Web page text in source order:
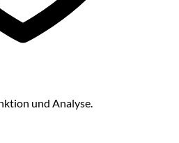
und Analyse.